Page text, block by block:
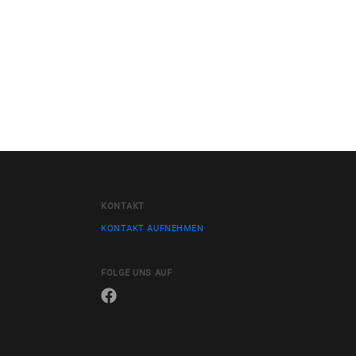
KONTAKT
KONTAKT AUFNEHMEN
FOLGE UNS AUF